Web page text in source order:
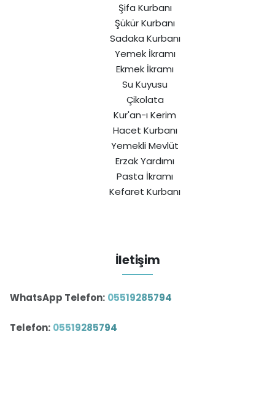
Şifa Kurbanı
Şükür Kurbanı
Sadaka Kurbanı
Yemek İkramı
Ekmek İkramı
Su Kuyusu
Çikolata
Kur'an-ı Kerim
Hacet Kurbanı
Yemekli Mevlüt
Erzak Yardımı
Pasta İkramı
Kefaret Kurbanı
İletişim
WhatsApp Telefon: 05519285794
Telefon: 05519285794